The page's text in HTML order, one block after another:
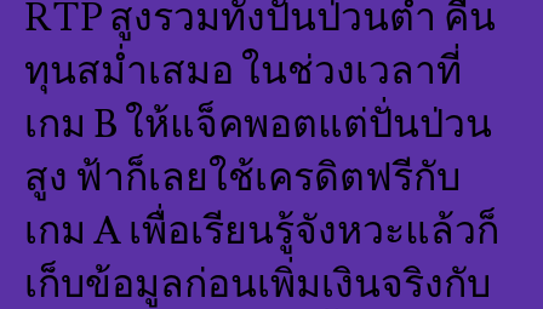
RTP สูงรวมทั้งปั่นป่วนต่ำ คืน
ทุนสม่ำเสมอ ในช่วงเวลาที่
เกม B ให้แจ็คพอตแต่ปั่นป่วน
สูง ฟ้าก็เลยใช้เครดิตฟรีกับ
เกม A เพื่อเรียนรู้จังหวะแล้วก็
เก็บข้อมูลก่อนเพิ่มเงินจริงกับ